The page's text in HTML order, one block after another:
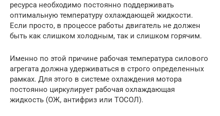
ресурса необходимо постоянно поддерживать
оптимальную температуру охлаждающей жидкости.
Если просто, в процессе работы двигатель не должен
быть как слишком холодным, так и слишком горячим.
Именно по этой причине рабочая температура силового
агрегата должна удерживаться в строго определенных
рамках. Для этого в системе охлаждения мотора
постоянно циркулирует рабочая охлаждающая
жидкость (ОЖ, антифриз или ТОСОЛ).